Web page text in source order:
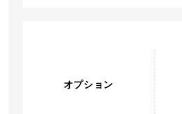
オプション